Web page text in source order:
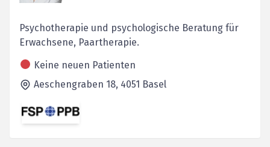
Psychotherapie und psychologische Beratung für
Erwachsene, Paartherapie.
Keine neuen Patienten
Aeschengraben 18, 4051 Basel